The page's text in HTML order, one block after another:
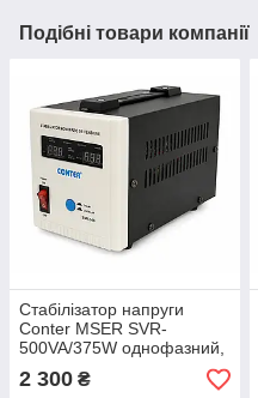
Подібні товари компанії
Стабілізатор напруги
Conter MSER SVR-
500VA/375W однофазний,
сервопривід, 150-
270V,AC230±3%
2 300 ₴